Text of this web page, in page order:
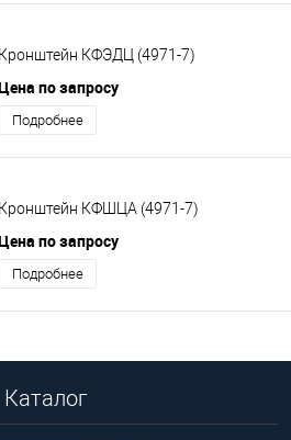
Кронштейн КФЭДЦ (4971-7)
по запросу
Подробнее
Кронштейн КФШЦА (4971-7)
по запросу
Подробнее
Каталог